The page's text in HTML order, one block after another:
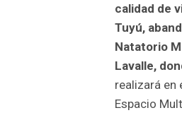
calidad de
Tuyú,
Natatorio
Lavalle,
realizará en
Espacio